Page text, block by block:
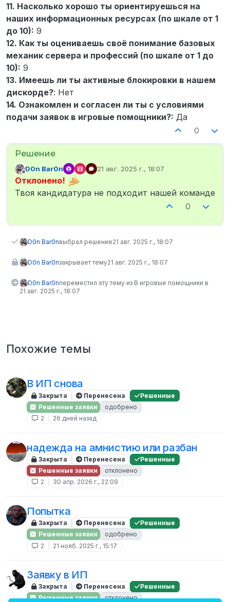
11. Насколько хорошо ты ориентируешься на
наших информационных ресурсах (по шкале от 1
до 10): 9
12. Как ты оцениваешь своё понимание базовых
механик сервера и профессий (по шкале от 1 до
10): 9
13. Имеешь ли ты активные блокировки в нашем
дискорде?: Нет
14. Ознакомлен и согласен ли ты с условиями
подачи заявок в игровые помощники?: Да
0
Не в сети
D0n Bar0n 21 авг. 2025 г., 18:07
отредактировано
Отклонено!
Твоя кандидатура не подходит нашей команде
0
D0n Bar0nвыбрал решение21 авг. 2025 г., 18:07
D0n Bar0nзакрывает тему21 авг. 2025 г., 18:07
D0n Bar0nпереместил эту тему из В игровые помощники в
21 авг. 2025 г., 18:07
Похожие темы
В ИП снова
Закрыта Перенесена
Решенные
Решенные заявки
одобрено
2
26 дней назад
надежда на амнистию или разбан
Закрыта Перенесена
Решенные
Решенные заявки
отклонено
2
30 апр. 2026 г., 22:09
Попытка
Закрыта Перенесена
Решенные
Решенные заявки
одобрено
2
21 нояб. 2025 г., 15:17
Заявку в ИП
Закрыта Перенесена
Решенные
Решенные заявки
отклонено